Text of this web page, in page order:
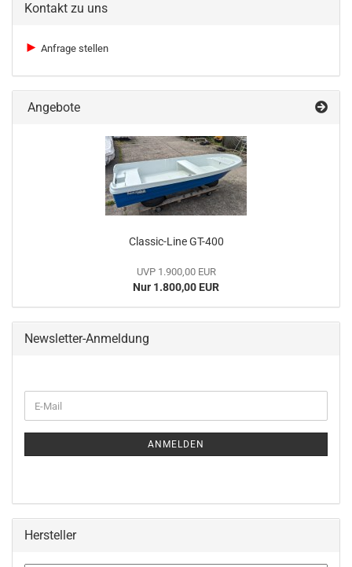
Kontakt zu uns
► Anfrage stellen
Angebote
Classic-Line GT-400
UVP 1.900,00 EUR
Nur 1.800,00 EUR
Newsletter-Anmeldung
ZUR
E-
Mail
ANMELDEN
Hersteller